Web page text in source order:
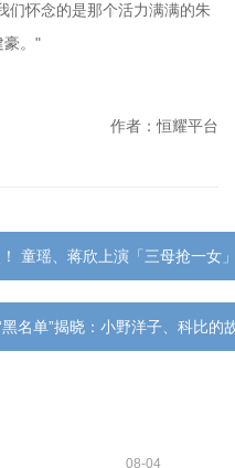
们怀念的是那个活力满满的朱
豪。"
作者：恒耀平台
童瑶、蒋欣上演「三母抢一女
名单”揭晓：小野洋子、科比的
08-04